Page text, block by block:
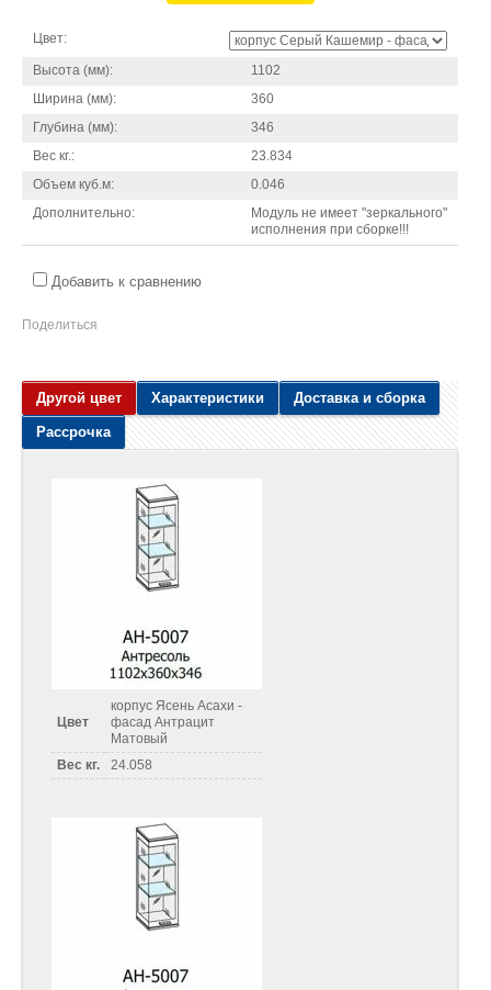
Цвет:
Высота (мм):
1102
Ширина (мм):
360
Глубина (мм):
346
Вес кг.:
23.834
Объем куб.м:
0.046
Дополнительно:
Модуль не имеет "зеркального"
исполнения при сборке!!!
Добавить к сравнению
Поделиться
Другой цвет Характеристики Доставка и сборка
Рассрочка
Цвет
корпус Ясень Асахи -
фасад Антрацит
Матовый
Вес кг.
24.058